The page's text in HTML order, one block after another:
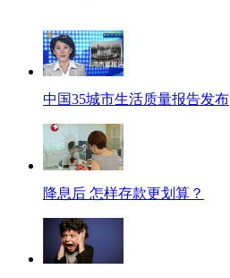
中国35城市生活质量报告发布
降息后 怎样存款更划算？